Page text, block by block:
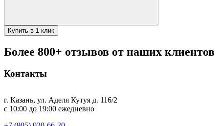
Купить в 1 клик
Более 800+ отзывов от наших клиентов
Контакты
г. Казань, ул. Аделя Кутуя д. 116/2
с 10:00 до 19:00 ежедневно